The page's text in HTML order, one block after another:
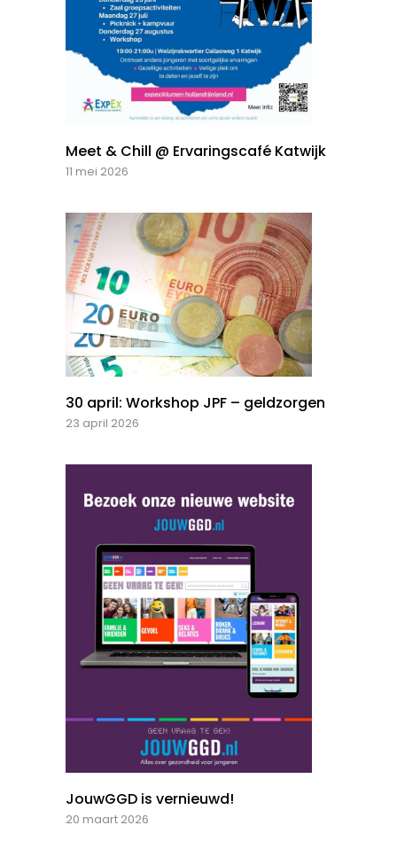
Meet & Chill @ Ervaringscafé Katwijk
11 mei 2026
30 april: Workshop JPF – geldzorgen
23 april 2026
JouwGGD is vernieuwd!
20 maart 2026